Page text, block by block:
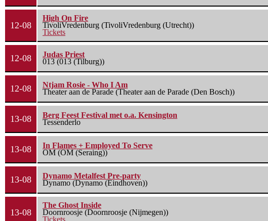
12-08
High On Fire
TivoliVredenburg (TivoliVredenburg (Utrecht))
Tickets
12-08
Judas Priest
013 (013 (Tilburg))
12-08
Ntjam Rosie - Who I Am
Theater aan de Parade (Theater aan de Parade (Den Bosch))
13-08
Berg Feest Festival met o.a. Kensington
Tessenderlo
13-08
In Flames + Employed To Serve
OM (OM (Seraing))
13-08
Dynamo Metalfest Pre-party
Dynamo (Dynamo (Eindhoven))
13-08
The Ghost Inside
Doornroosje (Doornroosje (Nijmegen))